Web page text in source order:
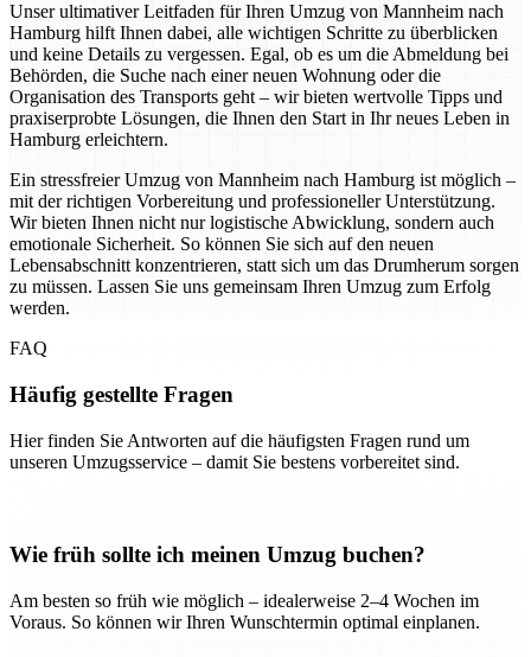
Unser ultimativer Leitfaden für Ihren Umzug von Mannheim nach
Hamburg hilft Ihnen dabei, alle wichtigen Schritte zu überblicken
und keine Details zu vergessen. Egal, ob es um die Abmeldung bei
Behörden, die Suche nach einer neuen Wohnung oder die
Organisation des Transports geht – wir bieten wertvolle Tipps und
praxiserprobte Lösungen, die Ihnen den Start in Ihr neues Leben in
Hamburg erleichtern.
Ein stressfreier Umzug von Mannheim nach Hamburg ist möglich –
mit der richtigen Vorbereitung und professioneller Unterstützung.
Wir bieten Ihnen nicht nur logistische Abwicklung, sondern auch
emotionale Sicherheit. So können Sie sich auf den neuen
Lebensabschnitt konzentrieren, statt sich um das Drumherum sorgen
zu müssen. Lassen Sie uns gemeinsam Ihren Umzug zum Erfolg
werden.
FAQ
Häufig gestellte Fragen
Hier finden Sie Antworten auf die häufigsten Fragen rund um
unseren Umzugsservice – damit Sie bestens vorbereitet sind.
Wie früh sollte ich meinen Umzug buchen?
Am besten so früh wie möglich – idealerweise 2–4 Wochen im
Voraus. So können wir Ihren Wunschtermin optimal einplanen.